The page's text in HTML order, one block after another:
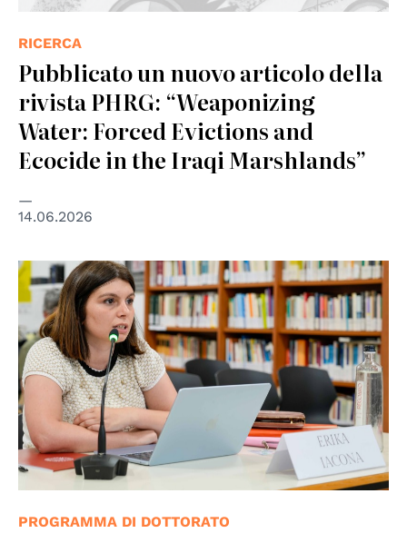
RICERCA
Pubblicato un nuovo articolo della
rivista PHRG: “Weaponizing
Water: Forced Evictions and
Ecocide in the Iraqi Marshlands”
14.06.2026
PROGRAMMA DI DOTTORATO